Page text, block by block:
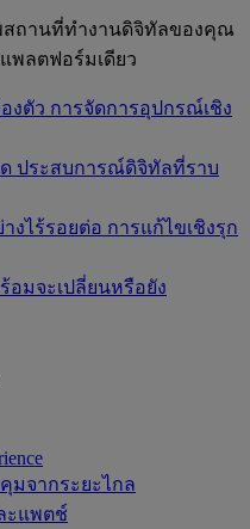
สถานที่ทำงานดิจิทัลของคุณ
พลตฟอร์มเดียว
งตัว การจัดการอุปกรณ์เชิง
ประสบการณ์ดิจิทัลที่ราบ
งไร้รอยต่อ การแก้ไขเชิงรุก
อมจะเปลี่ยนหรือยัง
มจากระยะไกล
ะแพตช์